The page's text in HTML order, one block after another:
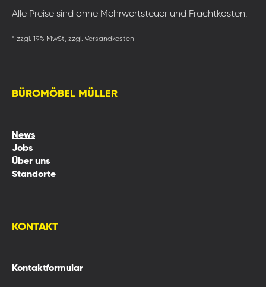
Alle Preise sind ohne Mehrwertsteuer und Frachtkosten.
* zzgl. 19% MwSt, zzgl. Versandkosten
BÜROMÖBEL MÜLLER
News
Jobs
Über uns
Standorte
KONTAKT
Kontaktformular